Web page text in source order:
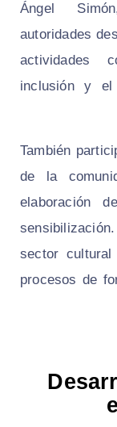
Ángel
autoridades
actividades
inclusión y
También
de la
elaboración
sector
procesos de